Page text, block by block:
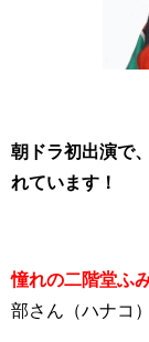
朝ドラ初出演で
れています！
憧れの二階堂ふ
部さん（ハナコ